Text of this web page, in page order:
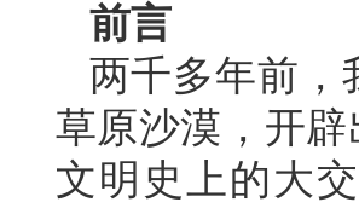
前言
两千多年前，
草原沙漠，开
文明史上的大